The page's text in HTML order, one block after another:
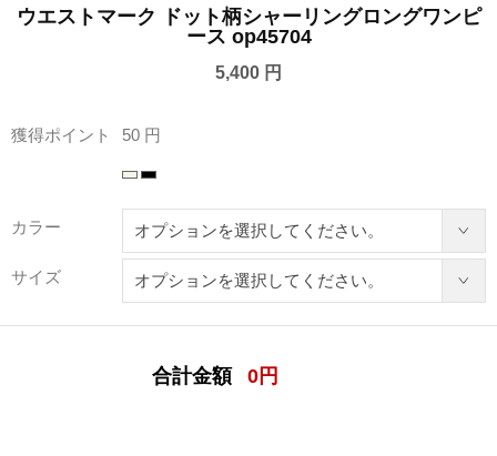
ウエストマーク ドット柄シャーリングロングワンピ
ース op45704
5,400 円
獲得ポイント 50 円
カラー
サイズ
合計金額 0 円